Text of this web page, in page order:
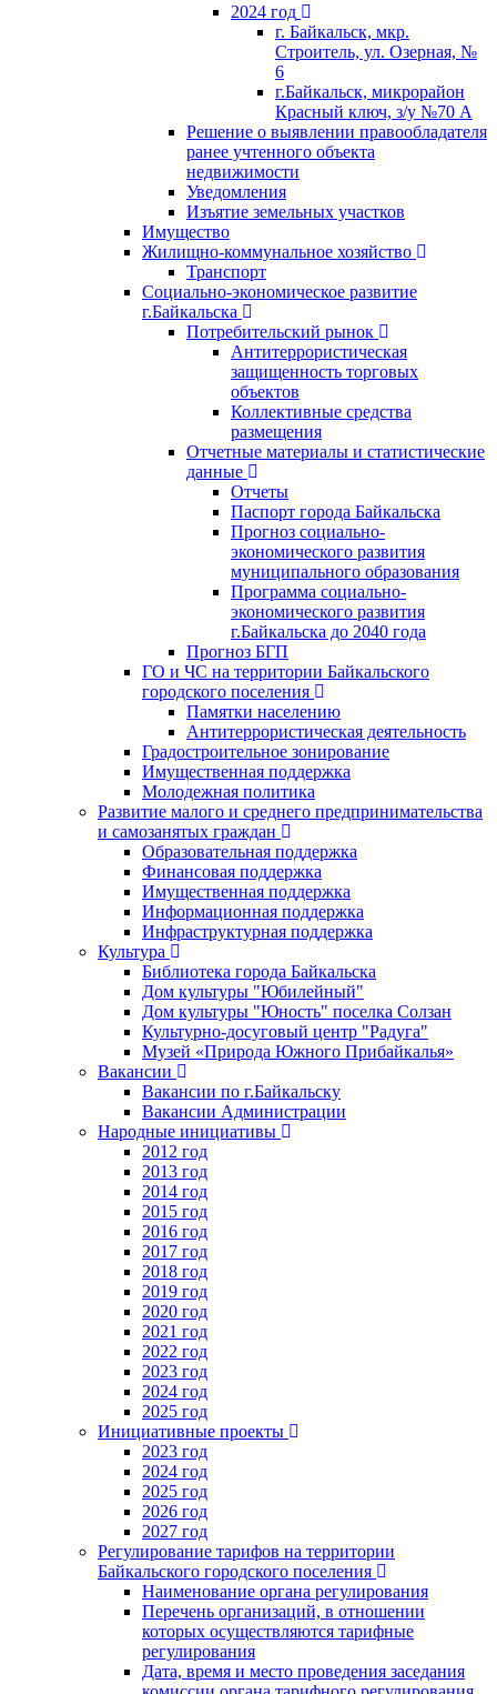
2024 год
г. Байкальск, мкр.
Строитель, ул. Озерная, №
6
г.Байкальск, микрорайон
Красный ключ, з/у №70 А
Решение о выявлении правообладателя
ранее учтенного объекта
недвижимости
Уведомления
Изъятие земельных участков
Имущество
Жилищно-коммунальное хозяйство
Транспорт
Социально-экономическое развитие
г.Байкальска
Потребительский рынок
Антитеррористическая
защищенность торговых
объектов
Коллективные средства
размещения
Отчетные материалы и статистические
данные
Отчеты
Паспорт города Байкальска
Прогноз социально-
экономического развития
муниципального образования
Программа социально-
экономического развития
г.Байкальска до 2040 года
Прогноз БГП
ГО и ЧС на территории Байкальского
городского поселения
Памятки населению
Антитеррористическая деятельность
Градостроительное зонирование
Имущественная поддержка
Молодежная политика
Развитие малого и среднего предпринимательства
и самозанятых граждан
Образовательная поддержка
Финансовая поддержка
Имущественная поддержка
Информационная поддержка
Инфраструктурная поддержка
Культура
Библиотека города Байкальска
Дом культуры "Юбилейный"
Дом культуры "Юность" поселка Солзан
Культурно-досуговый центр "Радуга"
Музей «Природа Южного Прибайкалья»
Вакансии
Вакансии по г.Байкальску
Вакансии Администрации
Народные инициативы
2012 год
2013 год
2014 год
2015 год
2016 год
2017 год
2018 год
2019 год
2020 год
2021 год
2022 год
2023 год
2024 год
2025 год
Инициативные проекты
2023 год
2024 год
2025 год
2026 год
2027 год
Регулирование тарифов на территории
Байкальского городского поселения
Наименование органа регулирования
Перечень организаций, в отношении
которых осуществляются тарифные
регулирования
Дата, время и место проведения заседания